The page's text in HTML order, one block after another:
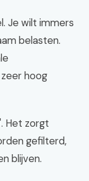
Je wilt immers
belasten.
hoog
Het zorgt
gefilterd,
blijven.